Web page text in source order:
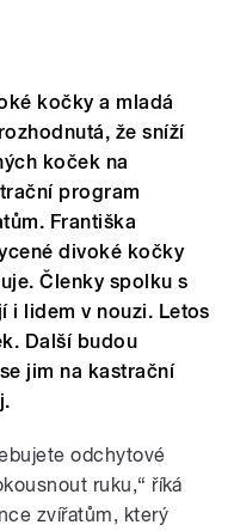
kočky a mladá
že sníží
koček na
program
Františka
divoké kočky
Členky spolku s
i lidem v nouzi. Letos
Další budou
jim na kastrační
odchytové
ruku,“ říká
zvířatům, který